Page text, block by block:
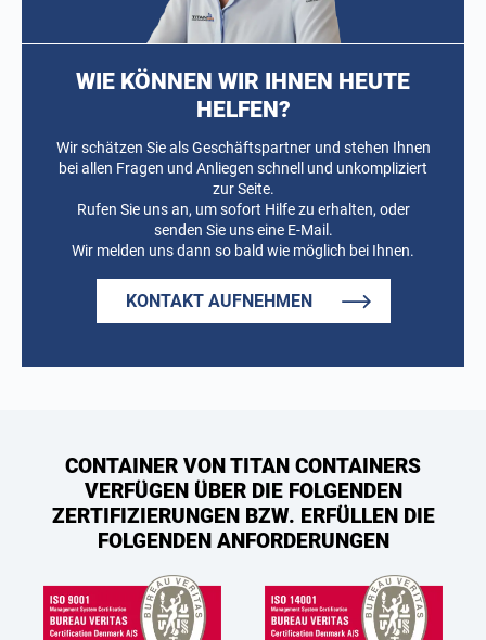
WIE KÖNNEN WIR IHNEN HEUTE
HELFEN?
Wir schätzen Sie als Geschäftspartner und stehen Ihnen
bei allen Fragen und Anliegen schnell und unkompliziert
zur Seite.
Rufen Sie uns an, um sofort Hilfe zu erhalten, oder
senden Sie uns eine E-Mail.
Wir melden uns dann so bald wie möglich bei Ihnen.
KONTAKT AUFNEHMEN
CONTAINER VON TITAN CONTAINERS
VERFÜGEN ÜBER DIE FOLGENDEN
ZERTIFIZIERUNGEN BZW. ERFÜLLEN DIE
FOLGENDEN ANFORDERUNGEN